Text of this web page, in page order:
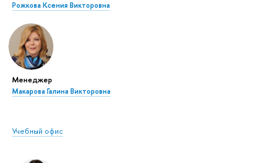
Рожкова Ксения Викторовна
Менеджер
Макарова Галина Викторовна
Учебный офис